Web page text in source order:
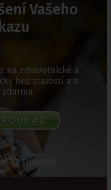
Vašeho
na zdravotnické a
bez starostí a s
funguje